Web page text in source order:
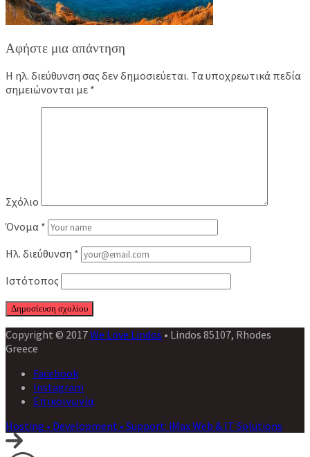
Αφήστε μια απάντηση
Η ηλ. διεύθυνση σας δεν δημοσιεύεται. Τα υποχρεωτικά πεδία
σημειώνονται με *
Σχόλιο
Όνομα *
Ηλ. διεύθυνση *
Ιστότοπος
Copyright © 2017We Love Lindos • Lindos 85107, Rhodes
Greece
Facebook
Instagram
Επικοινωνία
Hosting • Development • Support: iMax Web & IT Solutions